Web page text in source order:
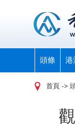
頭條 港
首頁 ->